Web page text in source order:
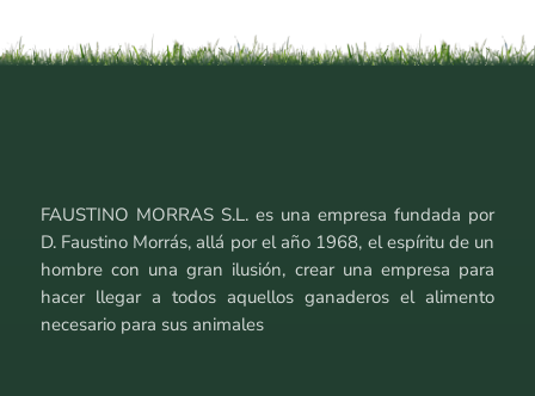
FAUSTINO MORRAS S.L. es una empresa fundada por
D. Faustino Morrás, allá por el año 1968, el espíritu de un
hombre con una gran ilusión, crear una empresa para
hacer llegar a todos aquellos ganaderos el alimento
necesario para sus animales